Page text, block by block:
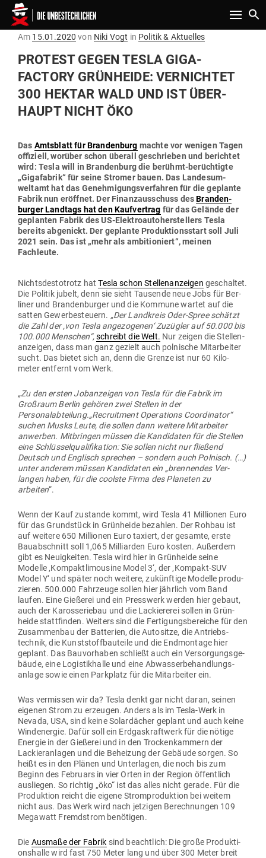
Toggle
Am Gepostet
15.01.2020 von Niki Vogt in Politik & Aktuelles
PROTEST GEGEN TESLA GIGA­
FACTORY GRÜN­HEIDE: VER­NICHTET
300 HEKTAR WALD UND IST ÜBER­
HAUPT NICHT ÖKO
Das Amts­blatt für Bran­denburg machte vor wenigen Tagen
offi­ziell, worüber schon überall geschrieben und berichtet
wird: Tesla will in Bran­denburg die berühmt-berüch­tigte
„Giga­fabrik“ für seine Stromer bauen. Das Lan­des­um­
weltamt hat das Geneh­mi­gungs­ver­fahren für die geplante
Fabrik nun eröffnet. Der Finanz­aus­schuss desBran­den­
burger Landtags hat den Kauf­vertrag für das Gelände der
geplanten Fabrik des US-Elek­tro­au­to­her­stellers Tesla
bereits abge­nickt. Der geplante Pro­duk­ti­ons­start soll Juli
2021 sein. Das ist „mehr als ambi­tio­niert“, meinen
Fachleute.
Nichts­des­to­trotz hatTesla schon Stel­len­an­zeigen geschaltet.
Die Politik jubelt, denn sie sieht Tau­sende neue Jobs für Ber­
liner und Bran­den­burger und die Kommune wartet auf die
satten Gewer­be­steuern. „Der Land­kreis Oder-Spree schätzt
die Zahl der ‚von Tesla ange­zo­genen‘ Zuzügler auf 50.000 bis
100.000 Men­schen“,schreibt die Welt. Nur zeigen die Stel­len­
an­zeigen, dass man ganz gezielt auch pol­nische Mit­ar­beiter
sucht. Das bietet sich an, denn die Grenze ist nur 60 Kilo­
meter ent­fernt vom Werk.
„Zu den ersten Job­an­zeigen von Tesla für die Fabrik im
Großraum Berlin gehören zwei Stellen in der
Personalabteilung.„Recruitment Ope­ra­tions Coor­di­nator“
suchen Musks Leute, die sollen dann weitere Mit­ar­beiter
anwerben. Mit­bringen müssen die Kan­di­daten für die Stellen
eine Schlüs­sel­qua­li­fi­kation: Sie sollen nicht nur fließend
Deutsch und Eng­lisch sprechen – sondern auch Pol­nisch. (…)
unter anderem müssen Kan­di­daten ein „bren­nendes Ver­
langen haben, für die coolste Firma des Pla­neten zu
arbeiten“.
Wenn der Kauf zustande kommt, wird Tesla 41 Mil­lionen Euro
für das Grund­stück in Grün­heide bezahlen. Der Rohbau ist
auf weitere 650 Mil­lionen Euro taxiert, der gesamte, erste
Bau­ab­schnitt soll 1,065 Mil­li­arden Euro kosten. Außerdem
gibt es Neu­ig­keiten. Tesla wird hier in Grün­heide seine
Modelle ‚Kom­pakt­li­mousine Model 3‘, der ‚Kompakt-SUV
Model Y‘ und später noch weitere, zukünftige Modelle pro­du­
zieren. 500.000 Fahr­zeuge sollen hier jährlich vom Band
laufen. Eine Gie­ßerei und ein Presswerk werden hier gebaut,
auch der Karos­se­riebau und die Lackie­rerei sollen in Grün­
heide statt­finden. Weiters sind die Fer­ti­gungs­be­reiche für den
Zusam­menbau der Bat­terien, die Auto­sitze, die Antriebs­
technik, die Kunst­stoff­bau­teile und die End­montage hier
geplant. Das Bau­vor­haben schließt auch ein Ver­sor­gungs­ge­
bäude, eine Logis­tik­halle und eine Abwas­ser­be­hand­lungs­
anlage sowie einen Park­platz für die Mit­ar­beiter ein.
Was ver­missen wir da? Tesla denkt gar nicht daran, seinen
eigenen Strom zu erzeugen. Anders als im Tesla-Werk in
Nevada, USA, sind keine Solar­dächer geplant und auch keine
Wind­energie. Dafür soll ein Erd­gas­kraftwerk für die nötige
Energie in der Gie­ßerei und in den Tro­cken­kammern der
Lackier­an­lagen und die Beheizung der Gebäude sorgen. So
heißt es in den Plänen und Unter­lagen, die noch bis zum
Beginn des Februars in vier Orten in der Region öffentlich
aus­liegen. So richtig „öko“ ist das alles nicht gerade. Für die
Pro­duktion reicht die eigene Strom­pro­duktion bei weitem
nicht aus. Das Werk wird nach jet­zigen Berech­nungen 109
Megawatt Fremd­strom benötigen.
Die Ausmaße der Fabrik sind beachtlich: Die große Pro­duk­ti­
ons­halle wird fast 750 Meter lang und über 300 Meter breit